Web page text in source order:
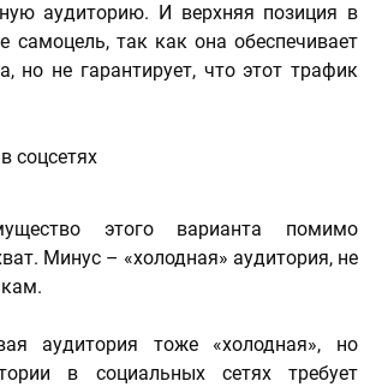
аудиторию. И верхняя позиция в
самоцель, так как она обеспечивает
но не гарантирует, что этот трафик
соцсетях
этого варианта помимо
Минус – «холодная» аудитория, не
аудитория тоже «холодная», но
в социальных сетях требует